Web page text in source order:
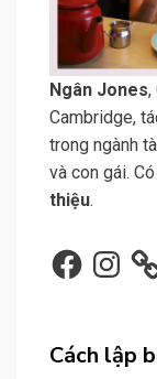
N gân Jones,
Cambridge,
trong ngành
và con gái.
thiệu.
FacebookInstagram
Cách lập